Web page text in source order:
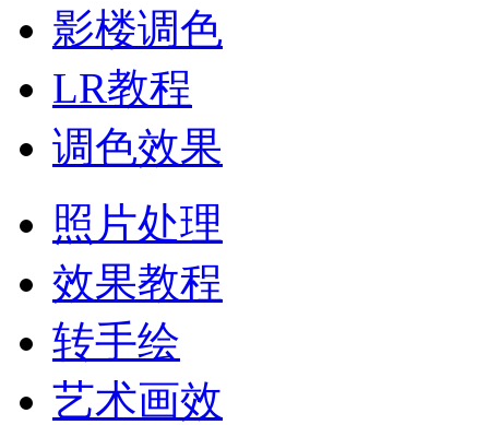
影楼调色
LR教程
调色效果
照片处理
效果教程
转手绘
艺术画效